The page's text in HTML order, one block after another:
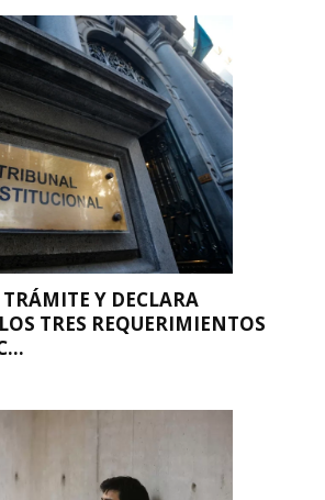
Y DECLARA
TRES REQUERIMIENTOS